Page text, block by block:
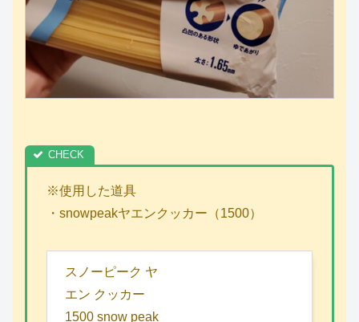
※使用した道具
・snowpeakヤエンクッカー（1500）
スノーピーク ヤ
エン クッカー
1500 snow peak